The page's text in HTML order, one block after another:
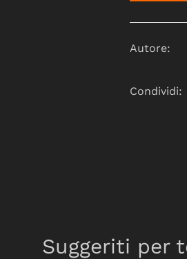
Autore:
Condividi:
Suggeriti per